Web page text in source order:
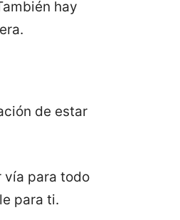
hay
de estar
vía para todo
para ti.